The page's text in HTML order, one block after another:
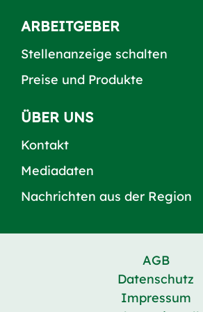
ARBEITGEBER
Stellenanzeige schalten
Preise und Produkte
ÜBER UNS
Kontakt
Mediadaten
Nachrichten aus der Region
AGB
Datenschutz
Impressum